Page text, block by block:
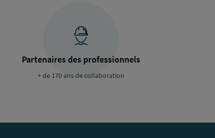
Partenaires des professionnels
+ de 170 ans de collaboration